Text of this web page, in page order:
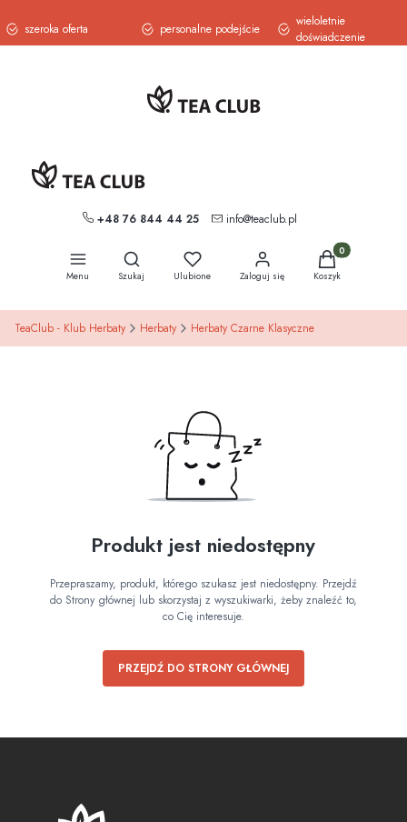
szeroka oferta personalne podejście
wieloletnie
doświadczenie
+48 76 844 44 25 info@teaclub.pl
Menu
Otwórz wyszukiwarkę
Szukaj Ulubione Zaloguj się
Produkty w
Koszyk
TeaClub - Klub Herbaty Herbaty Herbaty Czarne Klasyczne
Produkt jest niedostępny
Przepraszamy, produkt, którego szukasz jest niedostępny. Przejdź
do Strony głównej lub skorzystaj z wyszukiwarki, żeby znaleźć to,
co Cię interesuje.
PRZEJDŹ DO STRONY GŁÓWNEJ